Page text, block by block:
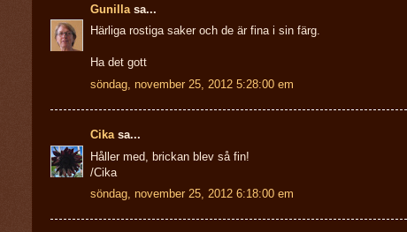
Gunilla sa...
Härliga rostiga saker och de är fina i sin färg.
Ha det gott
söndag, november 25, 2012 5:28:00 em
Cikasa...
Håller med, brickan blev så fin!
/Cika
söndag, november 25, 2012 6:18:00 em